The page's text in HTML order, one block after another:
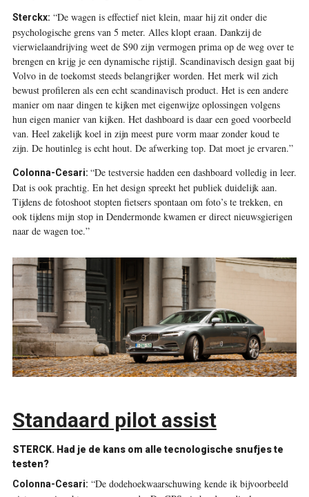
Sterckx: “De wagen is effectief niet klein, maar hij zit onder die
psychologische grens van 5 meter. Alles klopt eraan. Dankzij de
vierwielaandrijving weet de S90 zijn vermogen prima op de weg over te
brengen en krijg je een dynamische rijstijl. Scandinavisch design gaat bij
Volvo in de toekomst steeds belangrijker worden. Het merk wil zich
bewust profileren als een echt scandinavisch product. Het is een andere
manier om naar dingen te kijken met eigenwijze oplossingen volgens
hun eigen manier van kijken. Het dashboard is daar een goed voorbeeld
van. Heel zakelijk koel in zijn meest pure vorm maar zonder koud te
zijn. De houtinleg is echt hout. De afwerking top. Dat moet je ervaren.”
Colonna-Cesari: “De testversie hadden een dashboard volledig in leer.
Dat is ook prachtig. En het design spreekt het publiek duidelijk aan.
Tijdens de fotoshoot stopten fietsers spontaan om foto’s te trekken, en
ook tijdens mijn stop in Dendermonde kwamen er direct nieuwsgierigen
naar de wagen toe.”
Standaard pilot assist
STERCK. Had je de kans om alle tecnologische snufjes te
testen?
Colonna-Cesari: “De dodehoekwaarschuwing kende ik bijvoorbeeld